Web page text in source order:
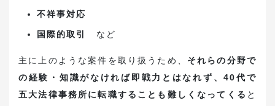
不祥事対応
国際的取引 など
主に上のような案件を取り扱うため、 それらの分野で
の経験・知識がなければ即戦力とはなれず、40代で
五大法律事務所に転職することも難しくなってくる と